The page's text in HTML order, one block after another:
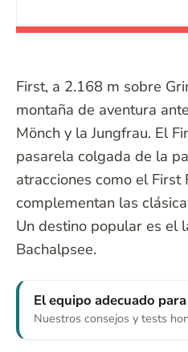
First, a 2.168 m sobre
montaña de aventura
Mönch y la Jungfrau. El
pasarela colgada de la
atracciones como el First
complementan las
Un destino popular es el
Bachalpsee.
El equipo adecuado
Nuestros consejos y tests